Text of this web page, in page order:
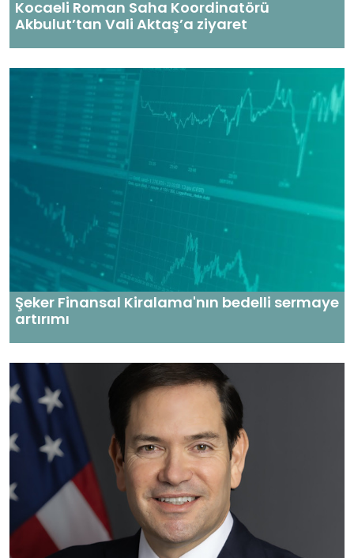
Kocaeli Roman Saha Koordinatörü
Akbulut’tan Vali Aktaş’a ziyaret
Şeker Finansal Kiralama'nın bedelli sermaye
artırımı